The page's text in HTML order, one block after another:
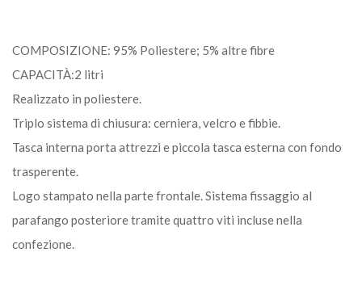
COMPOSIZIONE: 95% Poliestere; 5% altre fibre
CAPACITÀ:2 litri
Realizzato in poliestere.
Triplo sistema di chiusura: cerniera, velcro e fibbie.
Tasca interna porta attrezzi e piccola tasca esterna con fondo
trasperente.
Logo stampato nella parte frontale. Sistema fissaggio al
parafango posteriore tramite quattro viti incluse nella
confezione.